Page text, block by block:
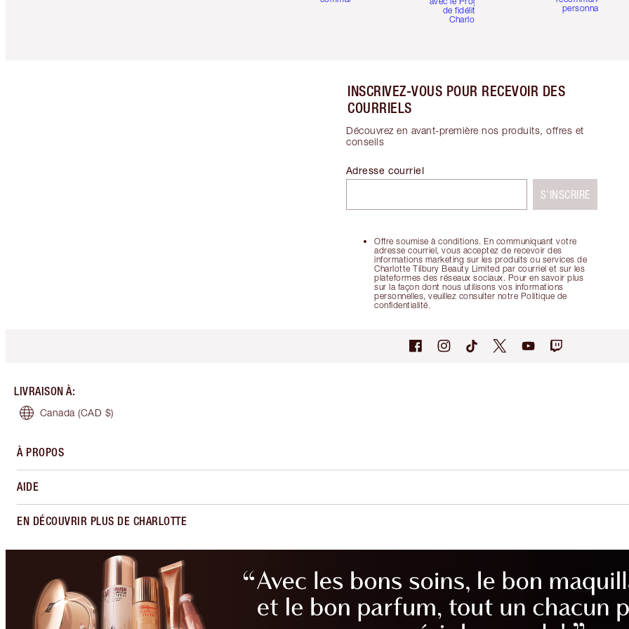
de fidélité de
Charlotte
personnalisées
INSCRIVEZ-VOUS POUR RECEVOIR DES
COURRIELS
Découvrez en avant-première nos produits, offres et
conseils
Offre soumise à conditions. En communiquant votre
adresse courriel, vous acceptez de recevoir des
informations marketing sur les produits ou services de
Charlotte Tilbury Beauty Limited par courriel et sur les
plateformes des réseaux sociaux. Pour en savoir plus
sur la façon dont nous utilisons vos informations
personnelles, veuillez consulter notre Politique de
confidentialité.
Adresse courriel
S’INSCRIRE
LIVRAISON À:
Canada (CAD $)
À PROPOS
AIDE
EN DÉCOUVRIR PLUS DE CHARLOTTE